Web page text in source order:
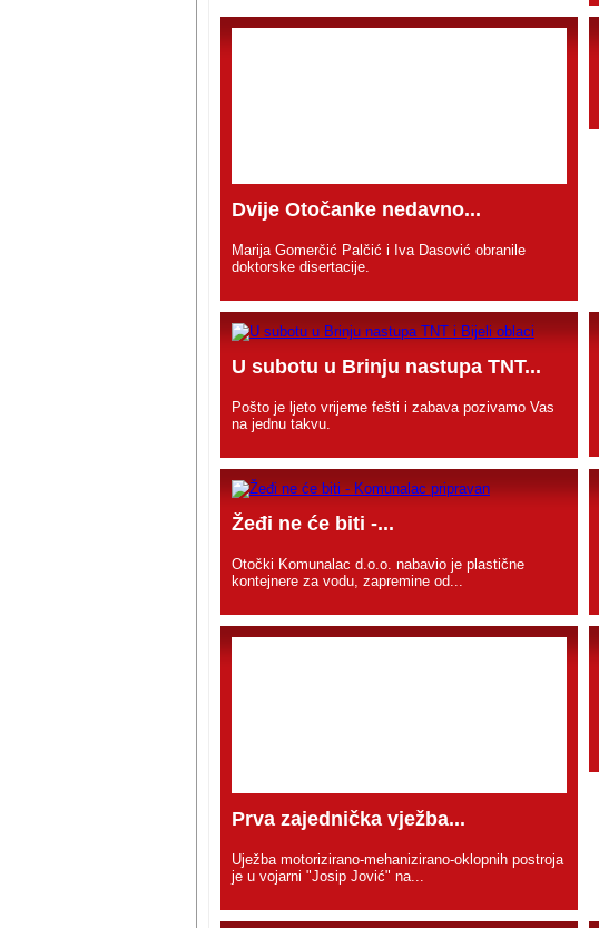
Dvije Otočanke nedavno...
Marija Gomerčić Palčić i Iva Dasović obranile
doktorske disertacije.
U subotu u Brinju nastupa TNT...
Pošto je ljeto vrijeme fešti i zabava pozivamo Vas
na jednu takvu.
Žeđi ne će biti -...
Otočki Komunalac d.o.o. nabavio je plastične
kontejnere za vodu, zapremine od...
Prva zajednička vježba...
Uježba motorizirano-mehanizirano-oklopnih postroja
je u vojarni "Josip Jović" na...